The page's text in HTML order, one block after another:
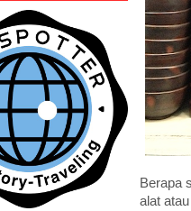
Berapa
alat